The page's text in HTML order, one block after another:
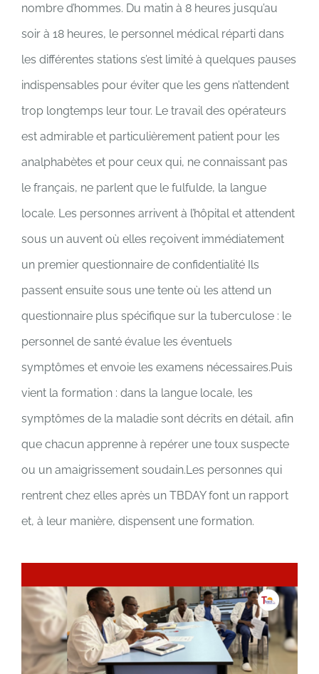
nombre d’hommes. Du matin à 8 heures jusqu’au
soir à 18 heures, le personnel médical réparti dans
les différentes stations s’est limité à quelques pauses
indispensables pour éviter que les gens n’attendent
trop longtemps leur tour. Le travail des opérateurs
est admirable et particulièrement patient pour les
analphabètes et pour ceux qui, ne connaissant pas
le français, ne parlent que le fulfulde, la langue
locale. Les personnes arrivent à l’hôpital et attendent
sous un auvent où elles reçoivent immédiatement
un premier questionnaire de confidentialité Ils
passent ensuite sous une tente où les attend un
questionnaire plus spécifique sur la tuberculose : le
personnel de santé évalue les éventuels
symptômes et envoie les examens nécessaires.Puis
vient la formation : dans la langue locale, les
symptômes de la maladie sont décrits en détail, afin
que chacun apprenne à repérer une toux suspecte
ou un amaigrissement soudain.Les personnes qui
rentrent chez elles après un TBDAY font un rapport
et, à leur manière, dispensent une formation.